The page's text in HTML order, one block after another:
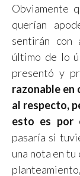
Obviamente
querían
sentirán con
último de lo
presentó y
razonable en
al respecto,
esto es por
pasaría si
una nota en tu